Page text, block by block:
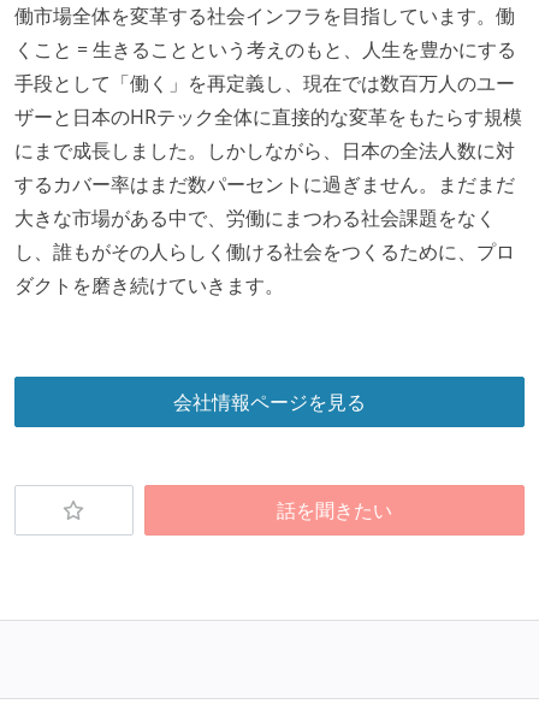
働市場全体を変革する社会インフラを目指しています。働
くこと = 生きることという考えのもと、人生を豊かにする
手段として「働く」を再定義し、現在では数百万人のユー
ザーと日本のHRテック全体に直接的な変革をもたらす規模
にまで成長しました。しかしながら、日本の全法人数に対
するカバー率はまだ数パーセントに過ぎません。まだまだ
大きな市場がある中で、労働にまつわる社会課題をなく
し、誰もがその人らしく働ける社会をつくるために、プロ
ダクトを磨き続けていきます。
会社情報ページを見る
話を聞きたい